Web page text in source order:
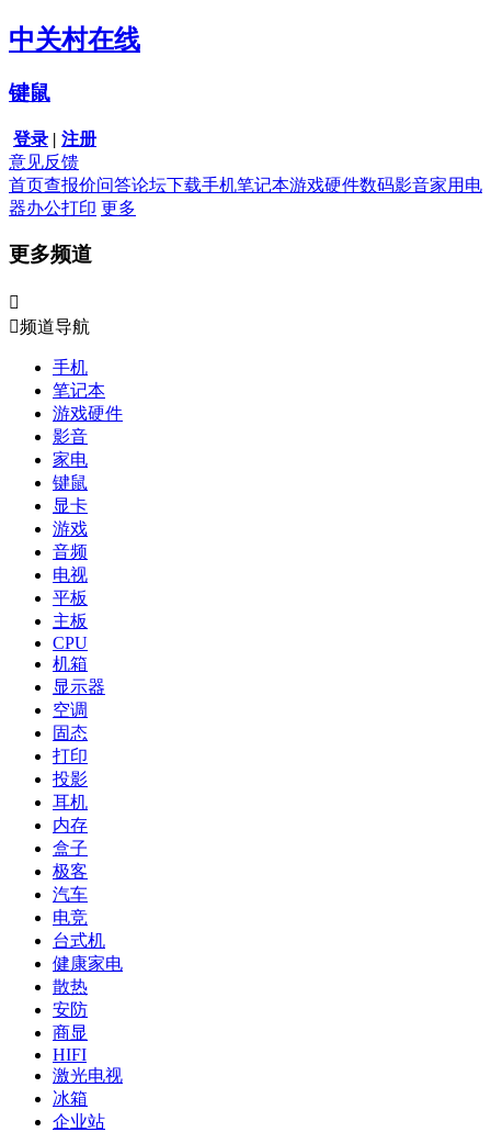
中关村在线
键鼠
登录 | 注册
意见反馈
首页查报价问答论坛下载手机笔记本游戏硬件数码影音家用电
器办公打印 更多
更多频道

频道导航
手机
笔记本
游戏硬件
影音
家电
键鼠
显卡
游戏
音频
电视
平板
主板
CPU
机箱
显示器
空调
固态
打印
投影
耳机
内存
盒子
极客
汽车
电竞
台式机
健康家电
散热
安防
商显
HIFI
激光电视
冰箱
企业站